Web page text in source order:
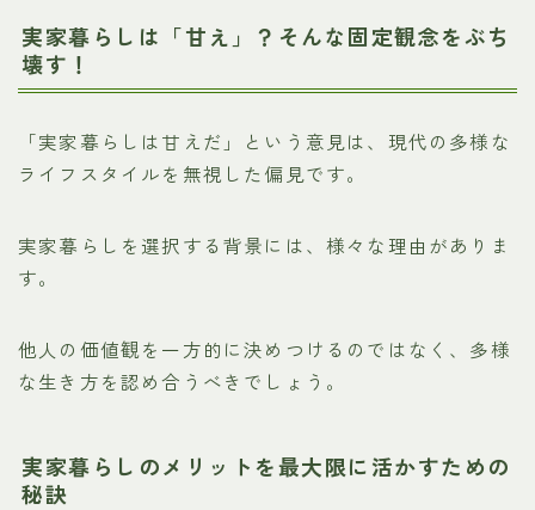
実家暮らしは「甘え」？そんな固定観念をぶち
壊す！
「実家暮らしは甘えだ」という意見は、現代の多様な
ライフスタイルを無視した偏見です。
実家暮らしを選択する背景には、様々な理由がありま
す。
他人の価値観を一方的に決めつけるのではなく、多様
な生き方を認め合うべきでしょう。
実家暮らしのメリットを最大限に活かすための
秘訣